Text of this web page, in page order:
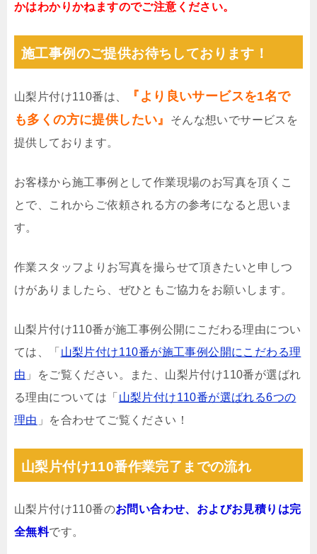
かはわかりかねますのでご注意ください。
施工事例のご提供お待ちしております！
山梨片付け110番は、
『より良いサービスを1名で
も多くの方に提供したい』
そんな想いでサービスを
提供しております。
お客様から施工事例として作業現場のお写真を頂くこ
とで、これからご依頼される方の参考になると思いま
す。
作業スタッフよりお写真を撮らせて頂きたいと申しつ
けがありましたら、ぜひともご協力をお願いします。
山梨片付け110番が施工事例公開にこだわる理由につい
ては、「 山梨片付け110番が施工事例公開にこだわる理
由 」をご覧ください。また、山梨片付け110番が選ばれ
る理由については「 山梨片付け110番が選ばれる6つの
理由 」を合わせてご覧ください！
山梨片付け110番作業完了までの流れ
山梨片付け110番のお問い合わせ、およびお見積りは完
全無料です。